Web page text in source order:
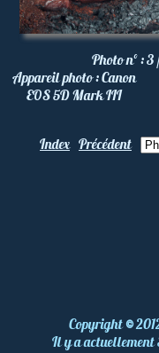
Photo nº :3
Appareil photo :Canon
EOS 5D Mark III
Index Précédent
Copyright©
Il y a actuellement